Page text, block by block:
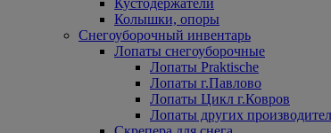
Кустодержатели
Колышки, опоры
Снегоуборочный инвентарь
Лопаты снегоуборочные
Лопаты Praktische
Лопаты г.Павлово
Лопаты Цикл г.Ковров
Лопаты других